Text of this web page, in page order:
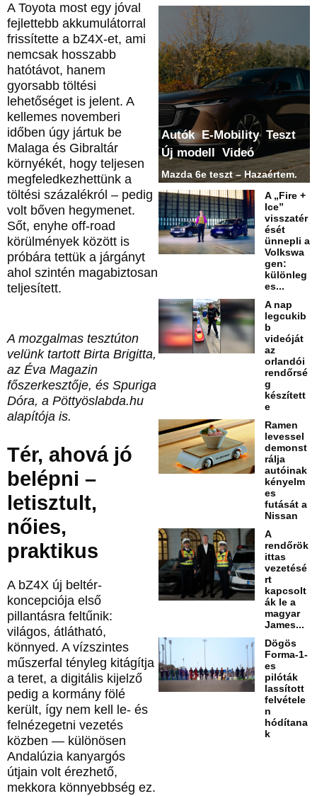
A Toyota most egy jóval
fejlettebb akkumulátorral
frissítette a bZ4X-et, ami
nemcsak hosszabb
hatótávot, hanem
gyorsabb töltési
lehetőséget is jelent. A
kellemes novemberi
időben úgy jártuk be
Malaga és Gibraltár
környékét, hogy teljesen
megfeledkezhettünk a
töltési százalékról – pedig
volt bőven hegymenet.
Sőt, enyhe off-road
körülmények között is
próbára tettük a járgányt
ahol szintén magabiztosan
teljesített.
A mozgalmas tesztúton
velünk tartott Birta Brigitta,
az Éva Magazin
főszerkesztője, és Spuriga
Dóra, a Pöttyöslabda.hu
alapítója is.
Tér, ahová jó
belépni –
letisztult,
nőies,
praktikus
A bZ4X új beltér-
koncepciója első
pillantásra feltűnik:
világos, átlátható,
könnyed. A vízszintes
műszerfal tényleg kitágítja
a teret, a digitális kijelző
pedig a kormány fölé
került, így nem kell le- és
felnézegetni vezetés
közben — különösen
Andalúzia kanyargós
útjain volt érezhető,
mekkora könnyebbség ez.
Autók E-Mobility Teszt
Új modell Videó
Mazda 6e teszt – Hazaértem.
A „Fire +
Ice”
visszatér
ését
ünnepli a
Volkswa
gen:
különleg
es...
A nap
legcukib
b
videóját
az
orlandói
rendőrsé
g
készített
e
Ramen
levessel
demonst
rálja
autóinak
kényelm
es
futását a
Nissan
A
rendőrök
ittas
vezetésé
rt
kapcsolt
ák le a
magyar
James...
Dögös
Forma-1-
es
pilóták
lassított
felvétele
n
hódítana
k